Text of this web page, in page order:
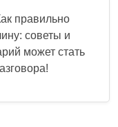
правильно
советы и
может стать